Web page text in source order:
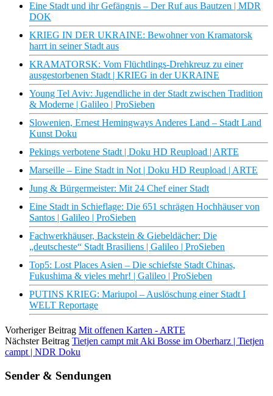
Eine Stadt und ihr Gefängnis – Der Ruf aus Bautzen | MDR
DOK
KRIEG IN DER UKRAINE: Bewohner von Kramatorsk
harrt in seiner Stadt aus
KRAMATORSK: Vom Flüchtlings-Drehkreuz zu einer
ausgestorbenen Stadt | KRIEG in der UKRAINE
Young Tel Aviv: Jugendliche in der Stadt zwischen Tradition
& Moderne | Galileo | ProSieben
Slowenien, Ernest Hemingways Anderes Land – Stadt Land
Kunst Doku
Pekings verbotene Stadt | Doku HD Reupload | ARTE
Marseille – Eine Stadt in Not | Doku HD Reupload | ARTE
Jung & Bürgermeister: Mit 24 Chef einer Stadt
Eine Stadt in Schieflage: Die 651 schrägen Hochhäuser von
Santos | Galileo | ProSieben
Fachwerkhäuser, Backstein & Giebeldächer: Die
„deutscheste“ Stadt Brasiliens | Galileo | ProSieben
Top5: Lost Places Asien – Die schiefste Stadt Chinas,
Fukushima & vieles mehr! | Galileo | ProSieben
PUTINS KRIEG: Mariupol – Auslöschung einer Stadt I
WELT Reportage
Vorheriger Beitrag Mit offenen Karten - ARTE
Nächster Beitrag Tietjen campt mit Aki Bosse im Oberharz | Tietjen
campt | NDR Doku
Sender & Sendungen